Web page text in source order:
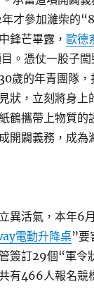
才參加濰柴的
鋒芒畢露，歐德
。憑仗一股子
歲的年青團隊
狀，立刻將身上
鶴攜帶上物質的
開闢義務，成為
活氣，本年6
電動升降桌”要
簽訂29個“軍令
有466人報名競